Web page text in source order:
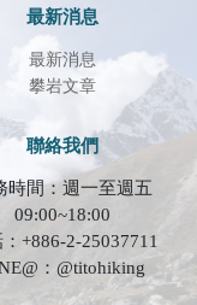
最新消息
最新消息
攀岩文章
聯絡我們
時間：週一至週五
09:00~18:00
+886-2-25037711
：@titohiking